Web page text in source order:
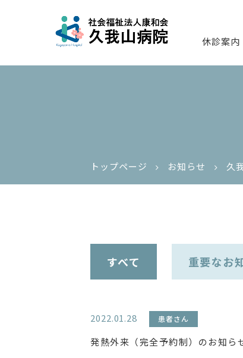
休診案内
トップページ お知らせ 久
すべて 重要なお
2022.01.28 患者さん
発熱外来（完全予約制）のお知ら